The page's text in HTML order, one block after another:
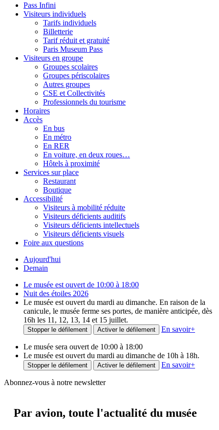
Pass Infini
Visiteurs individuels
Tarifs individuels
Billetterie
Tarif réduit et gratuité
Paris Museum Pass
Visiteurs en groupe
Groupes scolaires
Groupes périscolaires
Autres groupes
CSE et Collectivités
Professionnels du tourisme
Horaires
Accès
En bus
En métro
En RER
En voiture, en deux roues…
Hôtels à proximité
Services sur place
Restaurant
Boutique
Accessibilité
Visiteurs à mobilité réduite
Visiteurs déficients auditifs
Visiteurs déficients intellectuels
Visiteurs déficients visuels
Foire aux questions
Aujourd'hui
Demain
Le musée est ouvert de 10:00 à 18:00
Nuit des étoiles 2026
Le musée est ouvert du mardi au dimanche. En raison de la
canicule, le musée ferme ses portes, de manière anticipée, dès
16h les 11, 12, 13, 14 et 15 juillet.
Stopper le défilement Activer le défilement En savoir+
Le musée sera ouvert de 10:00 à 18:00
Le musée est ouvert du mardi au dimanche de 10h à 18h.
Stopper le défilement Activer le défilement En savoir+
Abonnez-vous à notre newsletter
Par avion, toute l'actualité du musée